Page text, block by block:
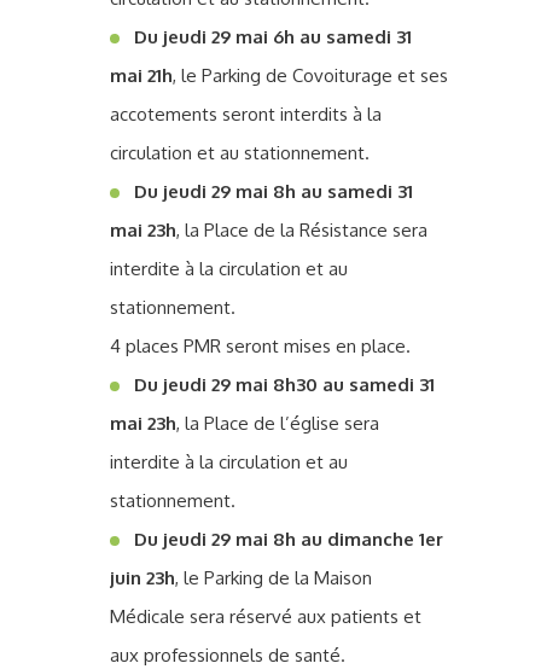
Du jeudi 29 mai 6h au samedi 31
mai 21h, le Parking de Covoiturage et ses
accotements seront interdits à la
circulation et au stationnement.
Du jeudi 29 mai 8h au samedi 31
mai 23h, la Place de la Résistance sera
interdite à la circulation et au
stationnement.
4 places PMR seront mises en place.
Du jeudi 29 mai 8h30 au samedi 31
mai 23h, la Place de l’église sera
interdite à la circulation et au
stationnement.
Du jeudi 29 mai 8h au dimanche 1er
juin 23h, le Parking de la Maison
Médicale sera réservé aux patients et
aux professionnels de santé.